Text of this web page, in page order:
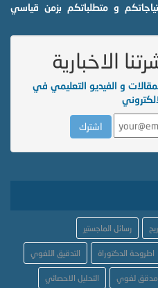
و متطلباتكم بزمن قياسي
الاخبارية
و الفيديو التعليمي في
رسائل الماجستير
اطروحة الدكتوراة التدقيق اللغوي
مدقق لغوي التحليل الاحصائي